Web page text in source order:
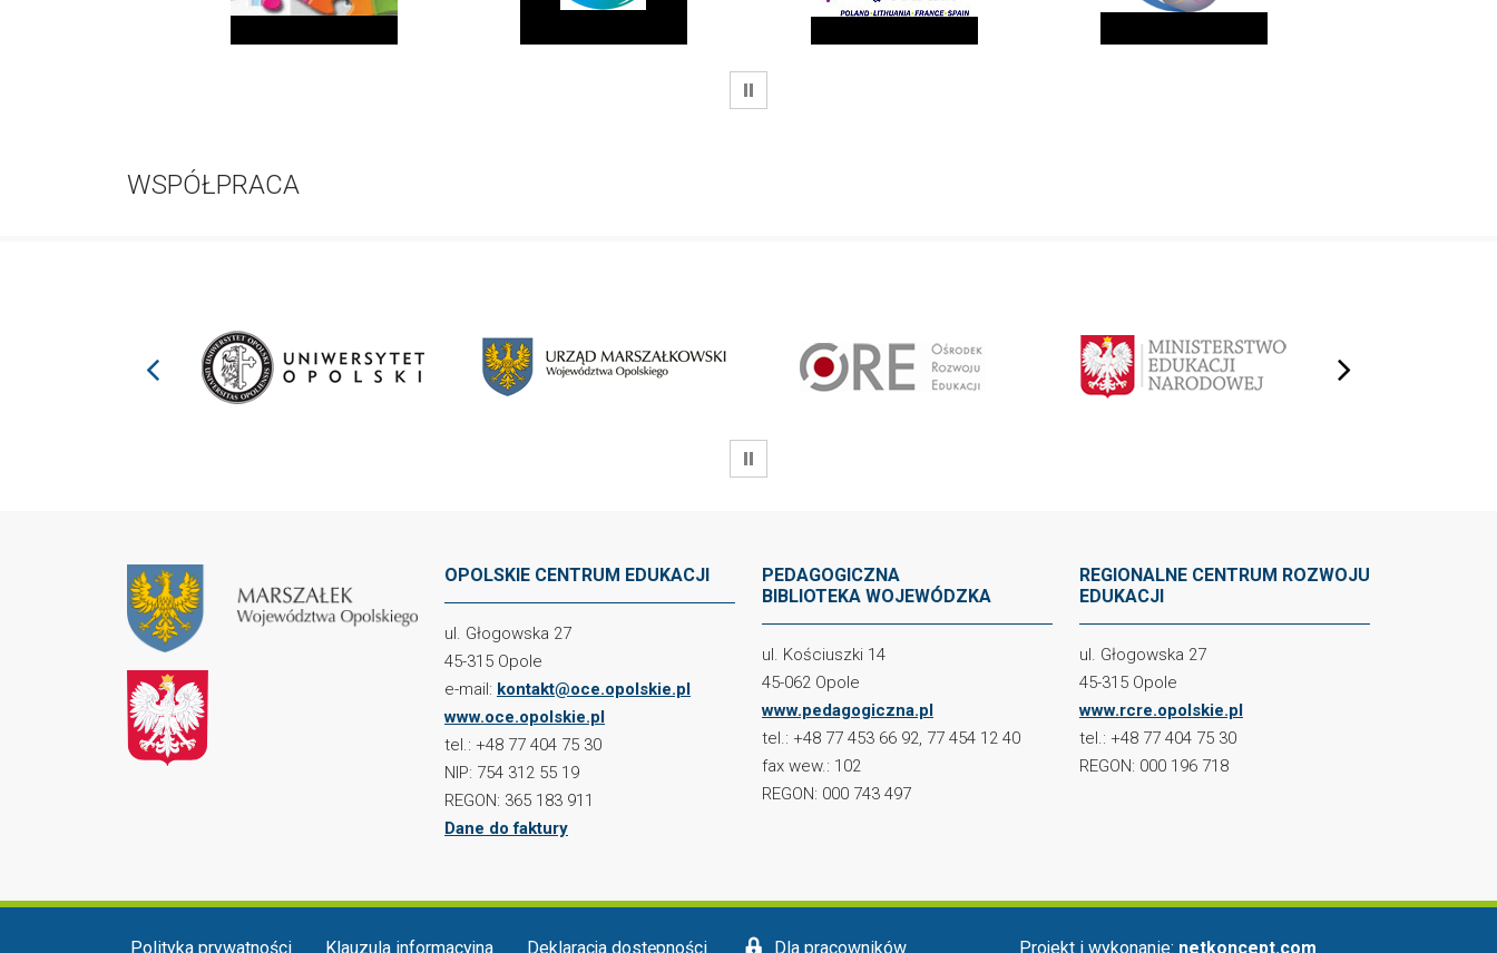
WSTRZYMAJ
WSPÓŁPRACA
prev next
WSTRZYMAJ
OPOLSKIE CENTRUM EDUKACJI
ul. Głogowska 27
45-315 Opole
e-mail: kontakt@oce.opolskie.pl
www.oce.opolskie.pl
tel.: +48 77 404 75 30
NIP: 754 312 55 19
REGON: 365 183 911
Dane do faktury
PEDAGOGICZNA
BIBLIOTEKA WOJEWÓDZKA
ul. Kościuszki 14
45-062 Opole
www.pedagogiczna.pl
tel.: +48 77 453 66 92, 77 454 12 40
fax wew.: 102
REGON: 000 743 497
REGIONALNE CENTRUM ROZWOJU
EDUKACJI
ul. Głogowska 27
45-315 Opole
www.rcre.opolskie.pl
tel.: +48 77 404 75 30
REGON: 000 196 718
Polityka prywatności Klauzula informacyjna Deklaracja dostępności Dla pracowników Projekt i wykonanie: netkoncept.com